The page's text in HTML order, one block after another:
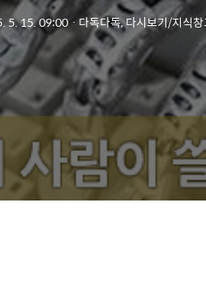
5. 15. 09:00ㆍ다독다독, 다시보기/지식창